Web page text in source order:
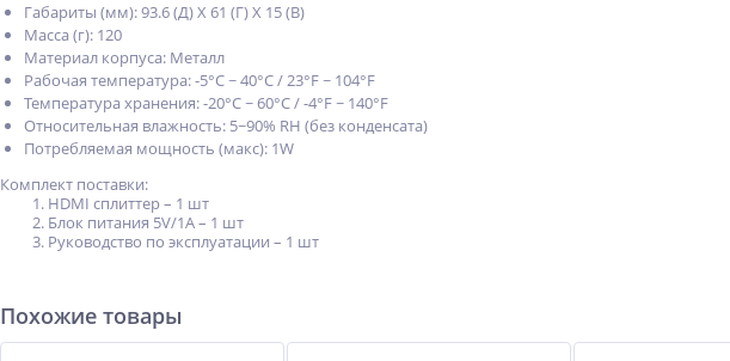
Габариты (мм): 93.6 (Д) X 61 (Г) X 15 (В)
Масса (г): 120
Материал корпуса: Металл
Рабочая температура: -5°C ~ 40°C / 23°F ~ 104°F
Температура хранения: -20°C ~ 60°C / -4°F ~ 140°F
Относительная влажность: 5~90% RH (без конденсата)
Потребляемая мощность (макс): 1W
Комплект поставки:
HDMI cплиттер – 1 шт
Блок питания 5V/1A – 1 шт
Руководство по эксплуатации – 1 шт
Похожие товары